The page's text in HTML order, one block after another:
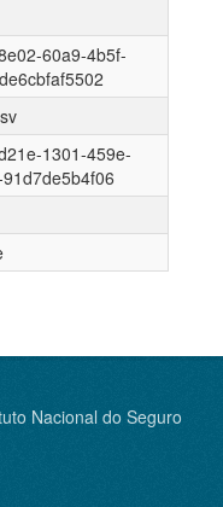
60a9-4b5f-
1301-459e-
Nacional do Seguro